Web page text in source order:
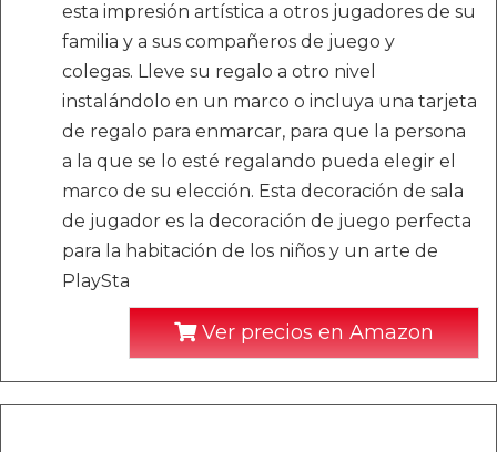
esta impresión artística a otros jugadores de su
familia y a sus compañeros de juego y
colegas. Lleve su regalo a otro nivel
instalándolo en un marco o incluya una tarjeta
de regalo para enmarcar, para que la persona
a la que se lo esté regalando pueda elegir el
marco de su elección. Esta decoración de sala
de jugador es la decoración de juego perfecta
para la habitación de los niños y un arte de
PlaySta
Ver precios en Amazon